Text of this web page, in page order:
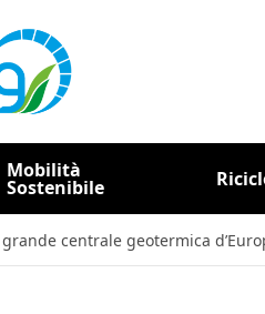
Mobilità
Sostenibile
centrale geotermica